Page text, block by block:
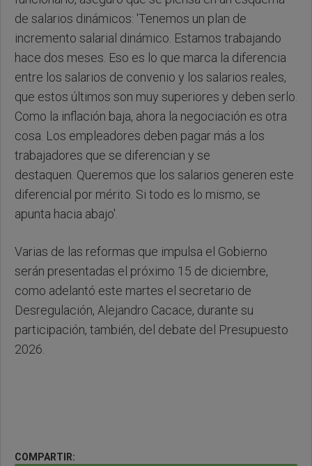
de salarios dinámicos: 'Tenemos un plan de
incremento salarial dinámico. Estamos trabajando
hace dos meses. Eso es lo que marca la diferencia
entre los salarios de convenio y los salarios reales,
que estos últimos son muy superiores y deben serlo.
Como la inflación baja, ahora la negociación es otra
cosa. Los empleadores deben pagar más a los
trabajadores que se diferencian y se
destaquen. Queremos que los salarios generen este
diferencial por mérito. Si todo es lo mismo, se
apunta hacia abajo'.
Varias de las reformas que impulsa el Gobierno
serán presentadas el próximo 15 de diciembre,
como adelantó este martes el secretario de
Desregulación, Alejandro Cacace, durante su
participación, también, del debate del Presupuesto
2026.
COMPARTIR: